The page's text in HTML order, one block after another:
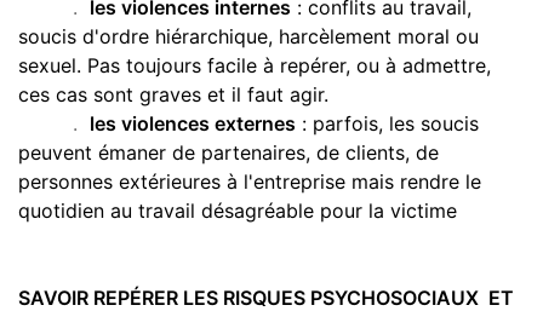
. les violences internes : conflits au travail,
soucis d'ordre hiérarchique, harcèlement moral ou
sexuel. Pas toujours facile à repérer, ou à admettre,
ces cas sont graves et il faut agir.
. les violences externes : parfois, les soucis
peuvent émaner de partenaires, de clients, de
personnes extérieures à l'entreprise mais rendre le
quotidien au travail désagréable pour la victime
SAVOIR REPÉRER LES RISQUES PSYCHOSOCIAUX ET